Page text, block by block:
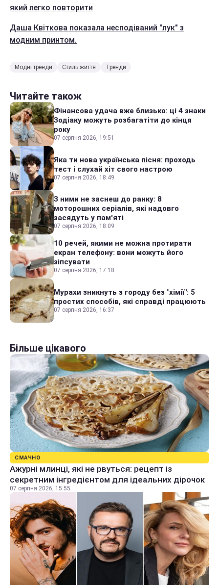
який легко повторити
Даша Квіткова показала несподіваний "лук" з
модним принтом.
Модні тренди Стиль життя Тренди
Читайте також
Фінансова удача вже близько: ці 4 знаки
Зодіаку можуть розбагатіти до кінця
року
07 серпня 2026, 19:51
Яка ти нова українська пісня: проходь
тест і слухай хіт свого настрою
07 серпня 2026, 18:49
З ними не заснеш до ранку: 8
моторошних серіалів, які надовго
засядуть у пам'яті
07 серпня 2026, 18:09
10 речей, якими не можна протирати
екран телефону: вони можуть його
зіпсувати
07 серпня 2026, 17:18
Мурахи зникнуть з городу без "хімії": 5
простих способів, які справді працюють
07 серпня 2026, 16:37
Більше цікавого
СМАЧНО
Ажурні млинці, які не рвуться: рецепт із
секретним інгредієнтом для ідеальних дірочок
07 серпня 2026, 15:55